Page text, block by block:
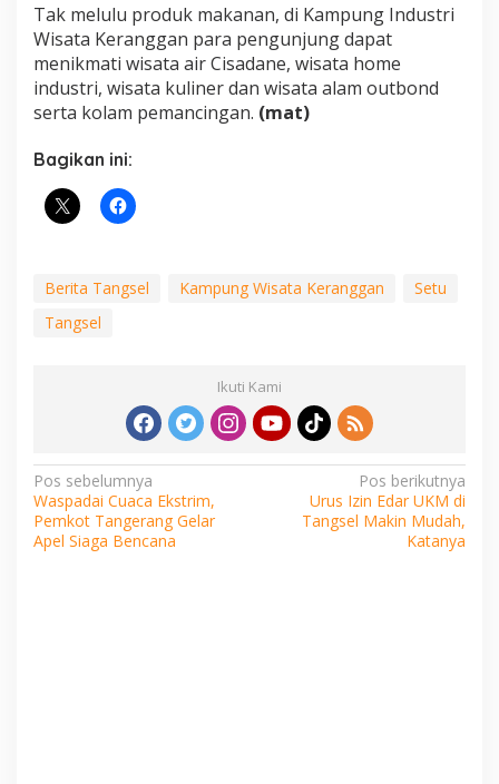
Tak melulu produk makanan, di Kampung Industri
Wisata Keranggan para pengunjung dapat
menikmati wisata air Cisadane, wisata home
industri, wisata kuliner dan wisata alam outbond
serta kolam pemancingan. (mat)
Bagikan ini:
Berita Tangsel Kampung Wisata Keranggan
Setu
Tangsel
Ikuti Kami
Navigasi
pos
Pos sebelumnya
Waspadai Cuaca Ekstrim,
Pemkot Tangerang Gelar
Apel Siaga Bencana
Pos berikutnya
Urus Izin Edar UKM di
Tangsel Makin Mudah,
Katanya